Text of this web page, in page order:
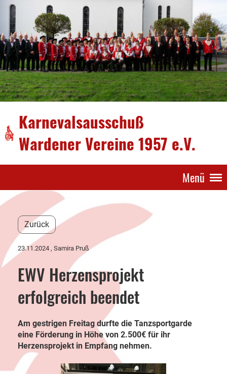
Karnevalsausschuß
Wardener Vereine 1957 e.V.
Menü
Zurück
23.11.2024 , Samira Pruß
EWV Herzensprojekt
erfolgreich beendet
Am gestrigen Freitag durfte die Tanzsportgarde
eine Förderung in Höhe von 2.500€ für ihr
Herzensprojekt in Empfang nehmen.